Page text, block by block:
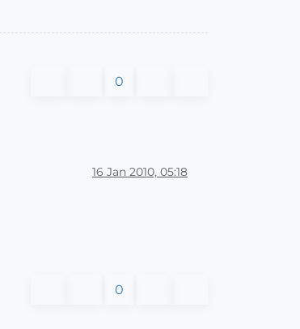
0
16 Jan 2010, 05:18
0